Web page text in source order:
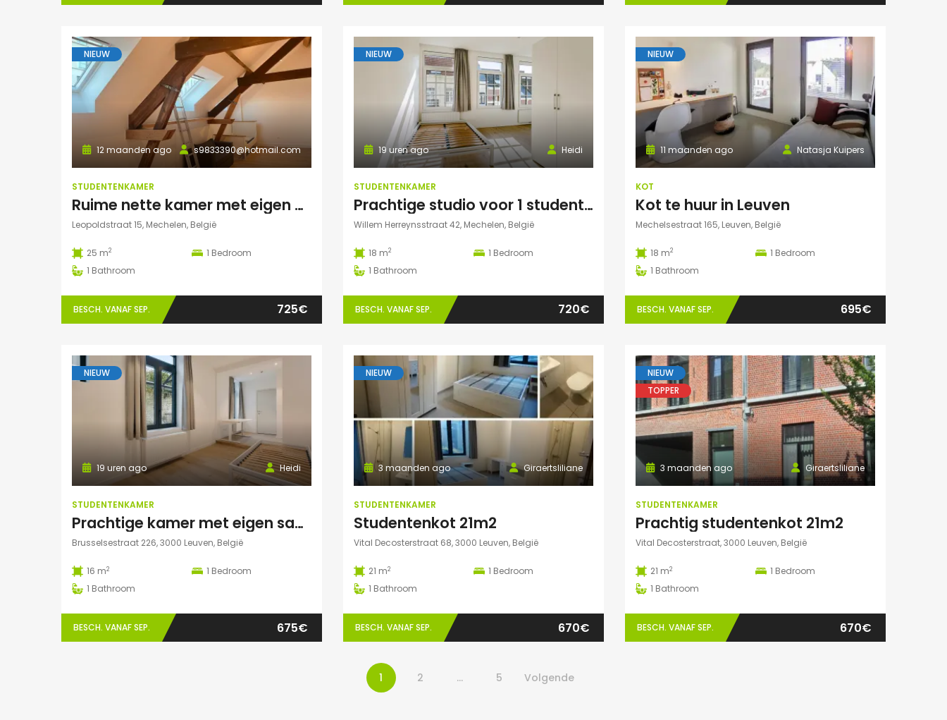
NIEUW
s9833390@hotmail.com
12 maanden ago
STUDENTENKAMER
Ruime nette kamer met eigen badkamer en veel lichtinval
Leopoldstraat 15, Mechelen, België
25 m2 1 Bedroom
1 Bathroom
BESCH. VANAF SEP. 725€
NIEUW
Heidi
19 uren ago
STUDENTENKAMER
Prachtige studio voor 1 student(e)
Willem Herreynsstraat 42, Mechelen, België
18 m2 1 Bedroom
1 Bathroom
BESCH. VANAF SEP. 720€
NIEUW
Natasja Kuipers
11 maanden ago
KOT
Kot te huur in Leuven
Mechelsestraat 165, Leuven, België
18 m2 1 Bedroom
1 Bathroom
BESCH. VANAF SEP. 695€
NIEUW
Heidi
19 uren ago
STUDENTENKAMER
Prachtige kamer met eigen sanitair!
Brusselsestraat 226, 3000 Leuven, België
16 m2 1 Bedroom
1 Bathroom
BESCH. VANAF SEP. 675€
NIEUW
Giraertsliliane
3 maanden ago
STUDENTENKAMER
Studentenkot 21m2
Vital Decosterstraat 68, 3000 Leuven, België
21 m2 1 Bedroom
1 Bathroom
BESCH. VANAF SEP. 670€
NIEUW
TOPPER
Giraertsliliane
3 maanden ago
STUDENTENKAMER
Prachtig studentenkot 21m2
Vital Decosterstraat, 3000 Leuven, België
21 m2 1 Bedroom
1 Bathroom
BESCH. VANAF SEP. 670€
1 2 … 5 Volgende